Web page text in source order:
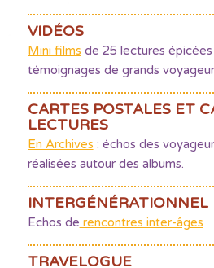
VIDÉOS
Mini films de 25 lectures
témoignages de grands
CARTES POSTALES ET
LECTURES
En Archives : échos des
réalisées autour des albums.
INTERGÉNÉRATIONNEL
Echos de rencontres inter-âges
TRAVELOGUE